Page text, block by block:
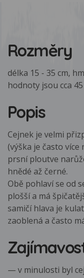
Rozměry
délka 15 - 35 cm,
hodnoty jsou cca
Popis
Cejnek je velmi
(výška je často
prsní ploutve
hnědé až černé.
Obě pohlaví se od
plošší a má
samičí hlava je
zaoblená a často
— v minulosti byl